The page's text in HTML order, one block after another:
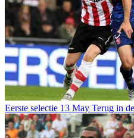
Eerste selectie 13 May Terug in